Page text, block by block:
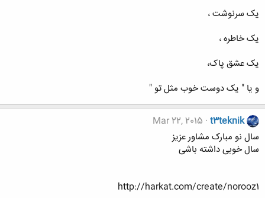
یک سرنوشت ،
یک خاطره ،
یک عشق پاک،
و یا " یک دوست خوب مثل تو "
t3teknik
Mar 22, 2015
سال نو مبارک مشاور عزیز
سال خوبی داشته باشی
http://harkat.com/create/norooz1